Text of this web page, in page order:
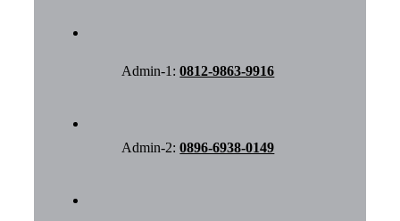
Admin-1:0812-9863-9916
Admin-2:0896-6938-0149